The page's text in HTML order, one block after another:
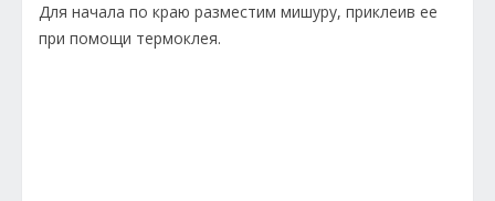
Для начала по краю разместим мишуру, приклеив ее
при помощи термоклея.